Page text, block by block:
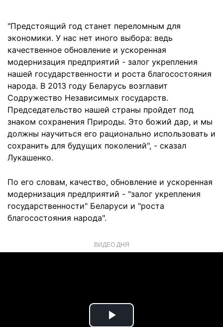
"Предстоящий год станет переломным для
экономики. У нас нет иного выбора: ведь
качественное обновление и ускоренная
модернизация предприятий - залог укрепления
нашей государственности и роста благосостояния
народа. В 2013 году Беларусь возглавит
Содружество Независимых государств.
Председательство нашей страны пройдет под
знаком сохранения Природы. Это божий дар, и мы
должны научиться его рационально использовать и
сохранить для будущих поколений", - сказал
Лукашенко.
По его словам, качество, обновление и ускоренная
модернизация предприятий - "залог укрепления
государственности" Беларуси и "роста
благосостояния народа".
ВИДЕО ДНЯ